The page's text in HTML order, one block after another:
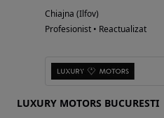
Chiajna (Ilfov)
Profesionist • Reactualizat
LUXURY MOTORS BUCURESTI